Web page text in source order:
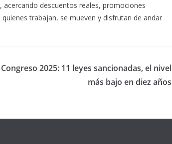
descuentos reales, promociones
trabajan, se mueven y disfrutan de andar
Congreso 2025: 11 leyes sancionadas, el nivel
más bajo en diez años